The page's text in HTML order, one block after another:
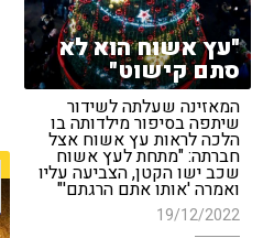
"עץ אשוח הוא לא
סתם קישוט"
המאזינה שעלתה לשידור
שיתפה בסיפור מילדותה בו
הלכה לראות עץ אשוח אצל
חברתה: "מתחת לעץ אשוח
שכב ישו הקטן, הצביעה עליו
ואמרה 'אותו אתם הרגתם'"
19/12/2022